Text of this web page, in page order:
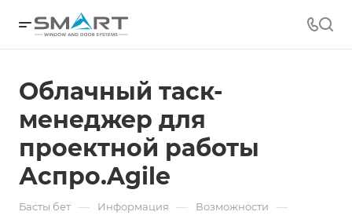
Облачный таск-
менеджер для
проектной работы
Аспро.Agile
Басты бет — Информация — Возможности —